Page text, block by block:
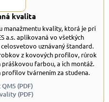
kvalita
manažmentu kvality, ktorá je pri
a.s. aplikovaná vo všetkých
uznávaný štandard.
z kovových profilov, rúrok
farbou, a ich montáž.
tvárnením za studena.
(PDF)
(PDF)